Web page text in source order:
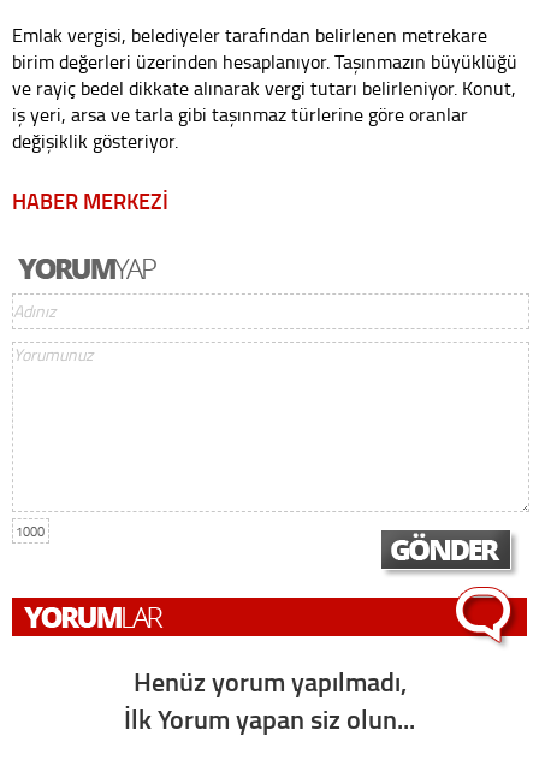
Emlak vergisi, belediyeler tarafından belirlenen metrekare
birim değerleri üzerinden hesaplanıyor. Taşınmazın büyüklüğü
ve rayiç bedel dikkate alınarak vergi tutarı belirleniyor. Konut,
iş yeri, arsa ve tarla gibi taşınmaz türlerine göre oranlar
değişiklik gösteriyor.
HABER MERKEZİ
1000
Henüz yorum yapılmadı,
İlk Yorum yapan siz olun...